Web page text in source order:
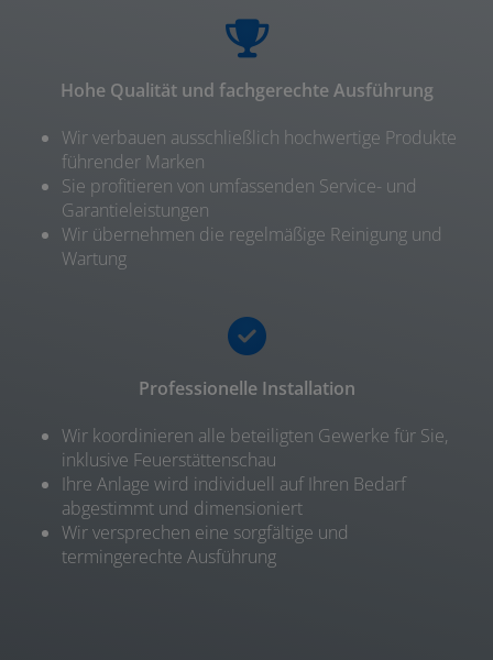
Hohe Qualität und fachgerechte Ausführung
Wir verbauen ausschließlich hochwertige Produkte
führender Marken
Sie profitieren von umfassenden Service- und
Garantieleistungen
Wir übernehmen die regelmäßige Reinigung und
Wartung
Professionelle Installation
Wir koordinieren alle beteiligten Gewerke für Sie,
inklusive Feuerstättenschau
Ihre Anlage wird individuell auf Ihren Bedarf
abgestimmt und dimensioniert
Wir versprechen eine sorgfältige und
termingerechte Ausführung